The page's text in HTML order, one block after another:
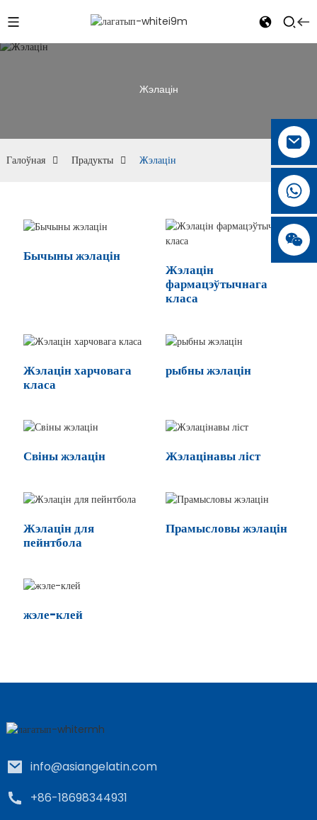
Жэлацін
Галоўная Прадукты Жэлацін
Бычыны жэлацін
Жэлацін
фармацэўтычнага
класа
Жэлацін харчовага
класа
рыбны жэлацін
Свіны жэлацін Жэлацінавы ліст
Жэлацін для
пейнтбола
Прамысловы жэлацін
жэле-клей
info@asiangelatin.com
+86-18698344931